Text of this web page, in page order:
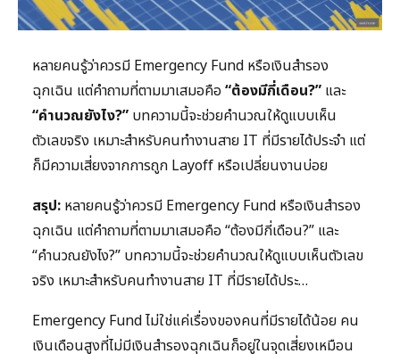
หลายคนรู้ว่าควรมี Emergency Fund หรือเงินสำรอง
ฉุกเฉิน แต่คำถามที่ตามมาเสมอคือ “ต้องมีกี่เดือน?” และ
“คำนวณยังไง?” บทความนี้จะช่วยคำนวณให้ดูแบบเห็น
ตัวเลขจริง เหมาะสำหรับคนทำงานสาย IT ที่มีรายได้ประจำ แต่
ก็มีความเสี่ยงจากการถูก Layoff หรือเปลี่ยนงานบ่อย
สรุป: หลายคนรู้ว่าควรมี Emergency Fund หรือเงินสำรอง
ฉุกเฉิน แต่คำถามที่ตามมาเสมอคือ “ต้องมีกี่เดือน?” และ
“คำนวณยังไง?” บทความนี้จะช่วยคำนวณให้ดูแบบเห็นตัวเลข
จริง เหมาะสำหรับคนทำงานสาย IT ที่มีรายได้ประ…
Emergency Fund ไม่ใช่แค่เรื่องของคนที่มีรายได้น้อย คน
เงินเดือนสูงที่ไม่มีเงินสำรองฉุกเฉินก็อยู่ในจุดเสี่ยงเหมือน